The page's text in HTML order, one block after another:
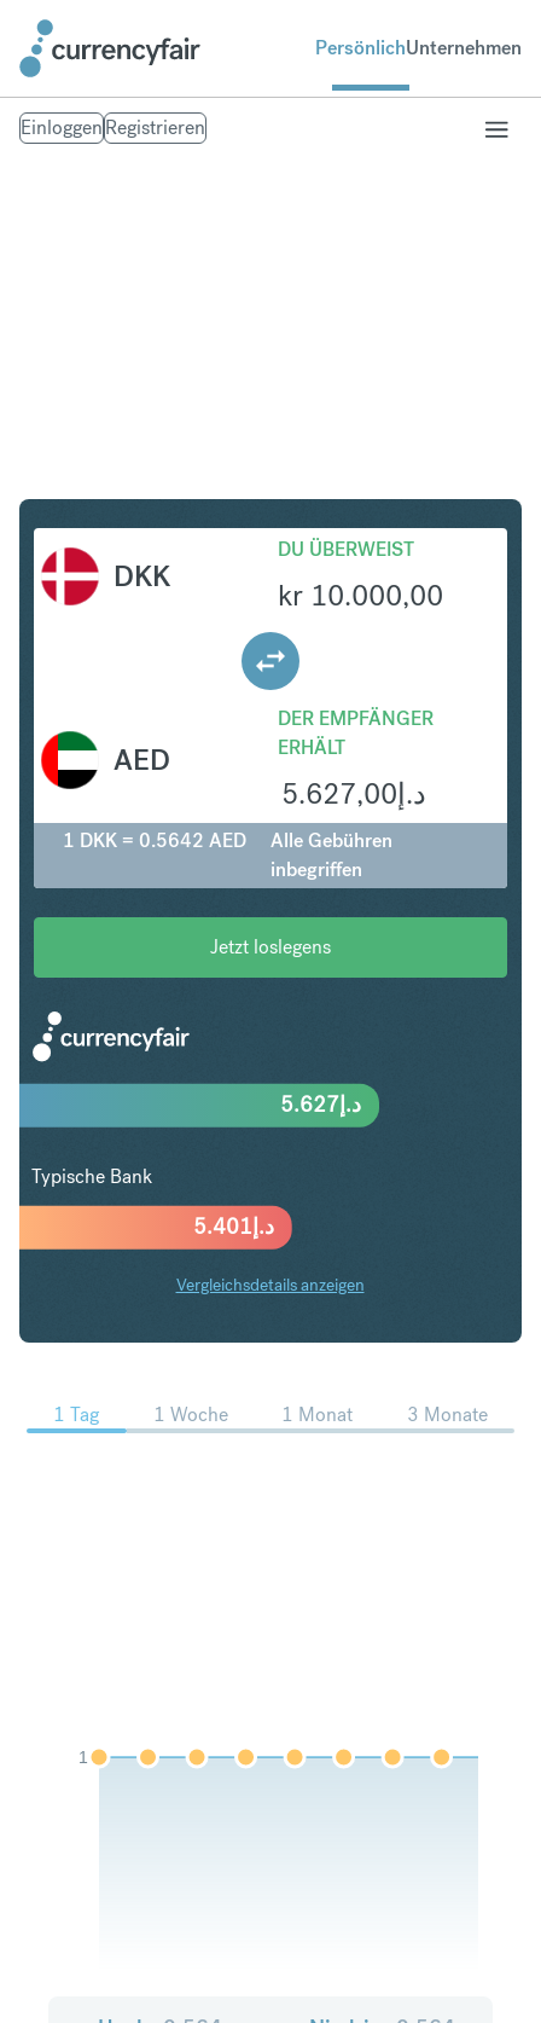
PersönlichUnternehmen
EinloggenRegistrieren
DKK
DU ÜBERWEIST
kr 10.000,00
DER EMPFÄNGER
ERHÄLT
د.إ5.627,00
AED
1 DKK = 0.5642 AED
Alle Gebühren
inbegriffen
Jetzt loslegens
د.إ5.401
د.إ5.627
Typische Bank
Vergleichsdetails anzeigen
DKK in AED Trends
1 Tag 1 Woche 1 Monat 3 Monate
1